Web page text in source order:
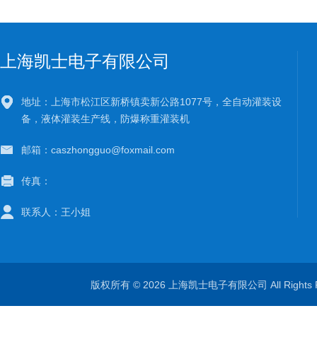
上海凯士电子有限公司
地址：上海市松江区新桥镇卖新公路1077号，全自动灌装设
备，液体灌装生产线，防爆称重灌装机
邮箱：caszhongguo@foxmail.com
传真：
联系人：王小姐
版权所有 © 2026 上海凯士电子有限公司 All